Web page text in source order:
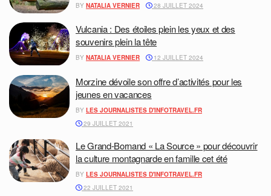
BY NATALIA VERNIER 28 JUILLET 2024
Vulcania : Des étoiles plein les yeux et des
souvenirs plein la tête
BY NATALIA VERNIER 12 JUILLET 2024
Morzine dévoile son offre d’activités pour les
jeunes en vacances
BY LES JOURNALISTES D'INFOTRAVEL.FR
29 JUILLET 2021
Le Grand-Bornand « La Source » pour découvrir
la culture montagnarde en famille cet été
BY LES JOURNALISTES D'INFOTRAVEL.FR
22 JUILLET 2021